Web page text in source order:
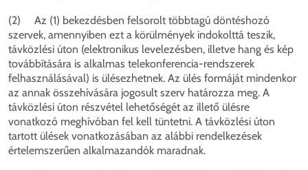
(2) Az (1) bekezdésben felsorolt többtagú döntéshozó
szervek, amennyiben ezt a körülmények indokolttá teszik,
távközlési úton (elektronikus levelezésben, illetve hang és kép
továbbítására is alkalmas telekonferencia-rendszerek
felhasználásával) is ülésezhetnek. Az ülés formáját mindenkor
az annak összehívására jogosult szerv határozza meg. A
távközlési úton részvétel lehetőségét az illető ülésre
vonatkozó meghívóban fel kell tüntetni. A távközlési úton
tartott ülések vonatkozásában az alábbi rendelkezések
értelemszerűen alkalmazandók maradnak.